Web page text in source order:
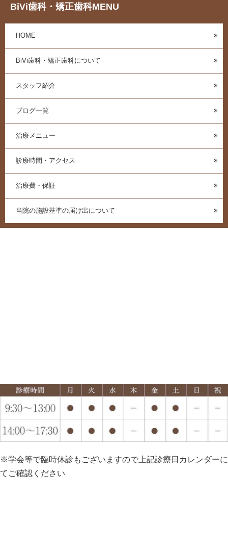
BiVi歯科・矯正歯科MENU
HOME
BiVi歯科・矯正歯科について
スタッフ紹介
ブログ一覧
治療メニュー
診療時間・アクセス
治療費・保証
当院の施設基準の届け出について
※学会等で臨時休診もございますので上記診療日カレンダーに
てご確認ください